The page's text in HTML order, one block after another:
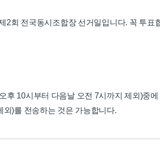
회 전국동시조합장 선거일입니다. 꼭 투표
후 10시부터 다음날 오전 7시까지 제외)중
외)를 전송하는 것은 가능합니다.